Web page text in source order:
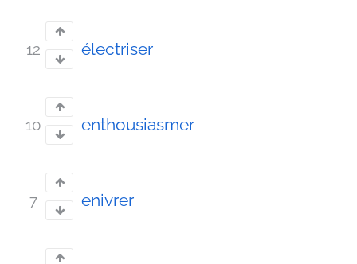
12 électriser
10 enthousiasmer
7 enivrer